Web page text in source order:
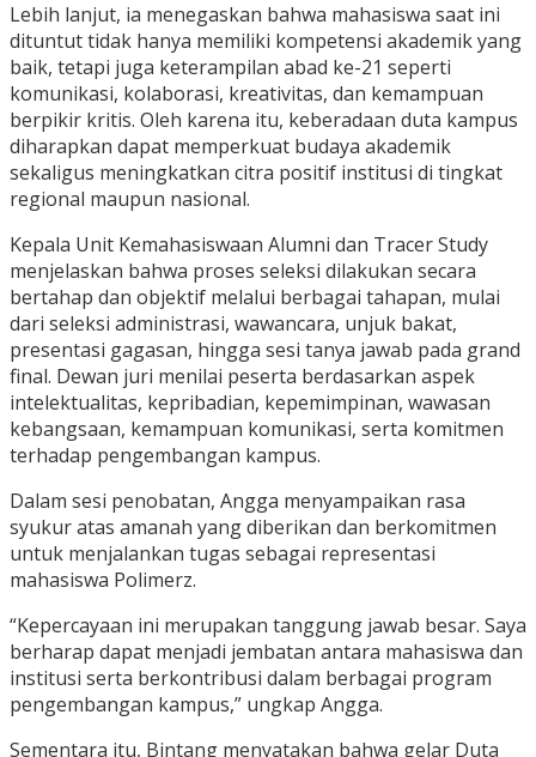
Lebih lanjut, ia menegaskan bahwa mahasiswa saat ini
dituntut tidak hanya memiliki kompetensi akademik yang
baik, tetapi juga keterampilan abad ke-21 seperti
komunikasi, kolaborasi, kreativitas, dan kemampuan
berpikir kritis. Oleh karena itu, keberadaan duta kampus
diharapkan dapat memperkuat budaya akademik
sekaligus meningkatkan citra positif institusi di tingkat
regional maupun nasional.
Kepala Unit Kemahasiswaan Alumni dan Tracer Study
menjelaskan bahwa proses seleksi dilakukan secara
bertahap dan objektif melalui berbagai tahapan, mulai
dari seleksi administrasi, wawancara, unjuk bakat,
presentasi gagasan, hingga sesi tanya jawab pada grand
final. Dewan juri menilai peserta berdasarkan aspek
intelektualitas, kepribadian, kepemimpinan, wawasan
kebangsaan, kemampuan komunikasi, serta komitmen
terhadap pengembangan kampus.
Dalam sesi penobatan, Angga menyampaikan rasa
syukur atas amanah yang diberikan dan berkomitmen
untuk menjalankan tugas sebagai representasi
mahasiswa Polimerz.
“Kepercayaan ini merupakan tanggung jawab besar. Saya
berharap dapat menjadi jembatan antara mahasiswa dan
institusi serta berkontribusi dalam berbagai program
pengembangan kampus,” ungkap Angga.
Sementara itu, Bintang menyatakan bahwa gelar Duta